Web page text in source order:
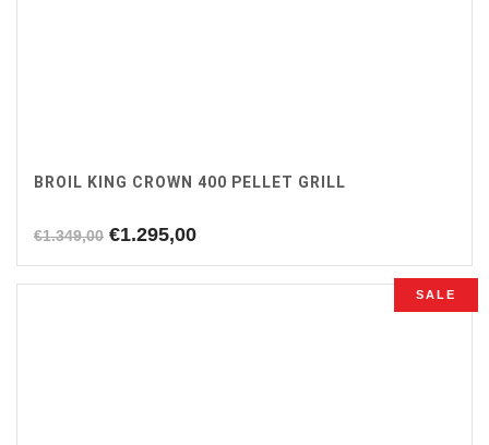
BROIL KING CROWN 400 PELLET GRILL
€1.349,00 Oorspronkelijke
was:
€1.295,00Huidige
is:
SALE